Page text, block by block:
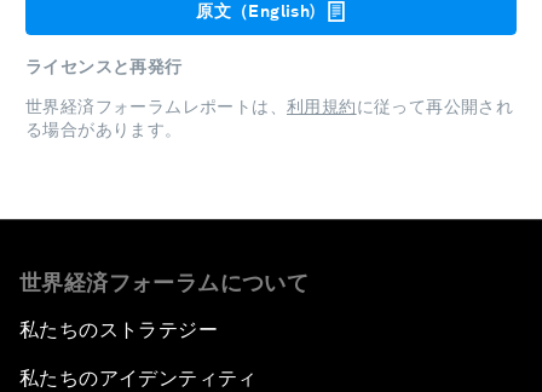
原文（English)
ライセンスと再発行
世界経済フォーラムレポートは、 利用規約に従って再公開され
る場合があります。
世界経済フォーラムについて
私たちのストラテジー
私たちのアイデンティティ